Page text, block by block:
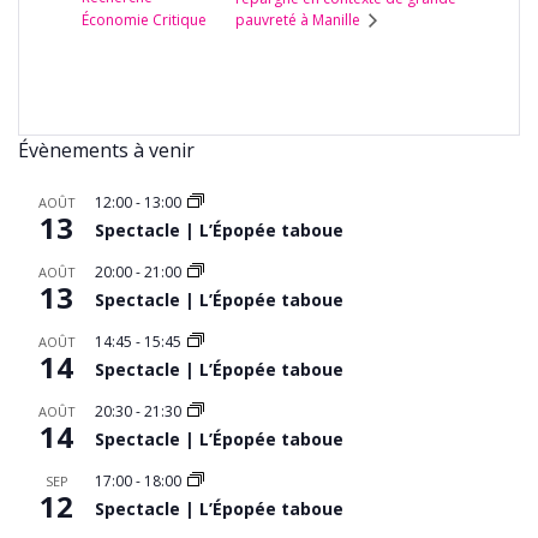
Économie Critique
pauvreté à Manille
Évènements à venir
AOÛT
13
12:00- 13:00
Spectacle | L’Épopée taboue
AOÛT
13
20:00-21:00
Spectacle | L’Épopée taboue
AOÛT
14
14:45 - 15:45
Spectacle | L’Épopée taboue
AOÛT
14
20:30-21:30
Spectacle | L’Épopée taboue
SEP
12
17:00- 18:00
Spectacle | L’Épopée taboue